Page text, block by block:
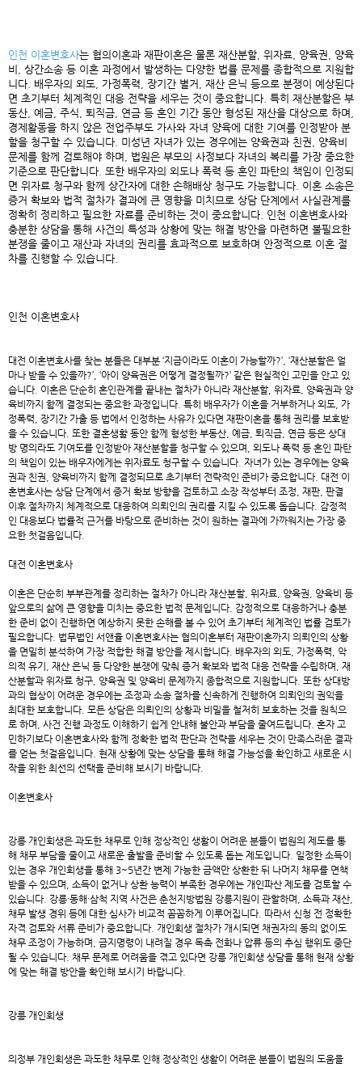
인천 이혼변호사는 협의이혼과 재판이혼은 물론 재산분할, 위자료, 양육권, 양육
비, 상간소송 등 이혼 과정에서 발생하는 다양한 법률 문제를 종합적으로 지원합
니다. 배우자의 외도, 가정폭력, 장기간 별거, 재산 은닉 등으로 분쟁이 예상된다
면 초기부터 체계적인 대응 전략을 세우는 것이 중요합니다. 특히 재산분할은 부
동산, 예금, 주식, 퇴직금, 연금 등 혼인 기간 동안 형성된 재산을 대상으로 하며,
경제활동을 하지 않은 전업주부도 가사와 자녀 양육에 대한 기여를 인정받아 분
할을 청구할 수 있습니다. 미성년 자녀가 있는 경우에는 양육권과 친권, 양육비
문제를 함께 검토해야 하며, 법원은 부모의 사정보다 자녀의 복리를 가장 중요한
기준으로 판단합니다. 또한 배우자의 외도나 폭력 등 혼인 파탄의 책임이 인정되
면 위자료 청구와 함께 상간자에 대한 손해배상 청구도 가능합니다. 이혼 소송은
증거 확보와 법적 절차가 결과에 큰 영향을 미치므로 상담 단계에서 사실관계를
정확히 정리하고 필요한 자료를 준비하는 것이 중요합니다. 인천 이혼변호사와
충분한 상담을 통해 사건의 특성과 상황에 맞는 해결 방안을 마련하면 불필요한
분쟁을 줄이고 재산과 자녀의 권리를 효과적으로 보호하며 안정적으로 이혼 절
차를 진행할 수 있습니다.
인천 이혼변호사
대전 이혼변호사를 찾는 분들은 대부분 ‘지금이라도 이혼이 가능할까?’, ‘재산분할은 얼
마나 받을 수 있을까?’, ‘아이 양육권은 어떻게 결정될까?’ 같은 현실적인 고민을 안고 있
습니다. 이혼은 단순히 혼인관계를 끝내는 절차가 아니라 재산분할, 위자료, 양육권과 양
육비까지 함께 결정되는 중요한 과정입니다. 특히 배우자가 이혼을 거부하거나 외도, 가
정폭력, 장기간 가출 등 법에서 인정하는 사유가 있다면 재판이혼을 통해 권리를 보호받
을 수 있습니다. 또한 결혼생활 동안 함께 형성한 부동산, 예금, 퇴직금, 연금 등은 상대
방 명의라도 기여도를 인정받아 재산분할을 청구할 수 있으며, 외도나 폭력 등 혼인 파탄
의 책임이 있는 배우자에게는 위자료도 청구할 수 있습니다. 자녀가 있는 경우에는 양육
권과 친권, 양육비까지 함께 결정되므로 초기부터 전략적인 준비가 중요합니다. 대전 이
혼변호사는 상담 단계에서 증거 확보 방향을 검토하고 소장 작성부터 조정, 재판, 판결
이후 절차까지 체계적으로 대응하여 의뢰인의 권리를 지킬 수 있도록 돕습니다. 감정적
인 대응보다 법률적 근거를 바탕으로 준비하는 것이 원하는 결과에 가까워지는 가장 중
요한 첫걸음입니다.
대전 이혼변호사
이혼은 단순히 부부관계를 정리하는 절차가 아니라 재산분할, 위자료, 양육권, 양육비 등
앞으로의 삶에 큰 영향을 미치는 중요한 법적 문제입니다. 감정적으로 대응하거나 충분
한 준비 없이 진행하면 예상하지 못한 손해를 볼 수 있어 초기부터 체계적인 법률 검토가
필요합니다. 법무법인 서앤율 이혼변호사는 협의이혼부터 재판이혼까지 의뢰인의 상황
을 면밀히 분석하여 가장 적합한 해결 방안을 제시합니다. 배우자의 외도, 가정폭력, 악
의적 유기, 재산 은닉 등 다양한 분쟁에 맞춰 증거 확보와 법적 대응 전략을 수립하며, 재
산분할과 위자료 청구, 양육권 및 양육비 문제까지 종합적으로 지원합니다. 또한 상대방
과의 협상이 어려운 경우에는 조정과 소송 절차를 신속하게 진행하여 의뢰인의 권익을
최대한 보호합니다. 모든 상담은 의뢰인의 상황과 비밀을 철저히 보호하는 것을 원칙으
로 하며, 사건 진행 과정도 이해하기 쉽게 안내해 불안과 부담을 줄여드립니다. 혼자 고
민하기보다 이혼변호사와 함께 정확한 법적 판단과 전략을 세우는 것이 만족스러운 결과
를 얻는 첫걸음입니다. 현재 상황에 맞는 상담을 통해 해결 가능성을 확인하고 새로운 시
작을 위한 최선의 선택을 준비해 보시기 바랍니다.
이혼변호사
강릉 개인회생은 과도한 채무로 인해 정상적인 생활이 어려운 분들이 법원의 제도를 통
해 채무 부담을 줄이고 새로운 출발을 준비할 수 있도록 돕는 제도입니다. 일정한 소득이
있는 경우 개인회생을 통해 3~5년간 변제 가능한 금액만 상환한 뒤 나머지 채무를 면책
받을 수 있으며, 소득이 없거나 상환 능력이 부족한 경우에는 개인파산 제도를 검토할 수
있습니다. 강릉·동해·삼척 지역 사건은 춘천지방법원 강릉지원이 관할하며, 소득과 재산,
채무 발생 경위 등에 대한 심사가 비교적 꼼꼼하게 이루어집니다. 따라서 신청 전 정확한
자격 검토와 서류 준비가 중요합니다. 개인회생 절차가 개시되면 채권자의 동의 없이도
채무 조정이 가능하며, 금지명령이 내려질 경우 독촉 전화나 압류 등의 추심 행위도 중단
될 수 있습니다. 채무 문제로 어려움을 겪고 있다면 강릉 개인회생 상담을 통해 현재 상황
에 맞는 해결 방안을 확인해 보시기 바랍니다.
강릉 개인회생
의정부 개인회생은 과도한 채무로 인해 정상적인 생활이 어려운 분들이 법원의 도움을